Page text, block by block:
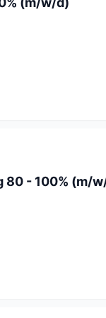
80 - 100% (m/